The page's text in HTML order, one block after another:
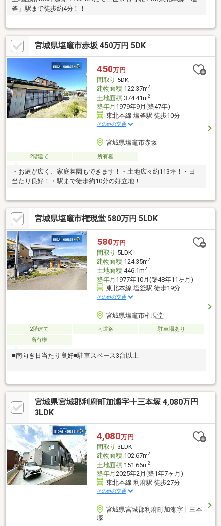
釜」駅まで徒歩約4分！！
宮城県塩竈市赤坂 450万円 5DK
450万円
間取り 5DK
建物面積122.37m2
土地面積374.41m2
築年月 1979年9月(築47年)
東北本線 塩釜駅 徒歩10分
その他の交通
宮城県塩竈市赤坂
2階建て 所有権
・お庭が広く、家庭菜園もできます！・土地広々約113坪！・日
当たり良好！・駅まで徒歩約10分の好立地！
宮城県塩竈市権現堂 580万円 5LDK
580万円
間取り 5LDK
建物面積124.35m2
土地面積446.1m2
築年月 1977年10月(築48年11ヶ月)
東北本線 塩釜駅 徒歩19分
その他の交通
宮城県塩竈市権現堂
2階建て 南道路
駐車場あり
所有権
■南向き日当たり良好■駐車スペース3台以上
宮城県宮城郡利府町加瀬字十三本塚 4,080万円
3LDK
4,080万円
間取り 3LDK
建物面積102.67m2
土地面積151.66m2
築年月 2025年2月(築1年7ヶ月)
東北本線 利府駅 徒歩27分
その他の交通
宮城県宮城郡利府町加瀬字十三本
塚